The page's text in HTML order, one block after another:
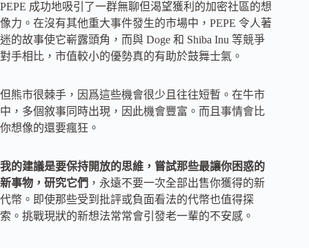
PEPE 成功地吸引了一群無聊但渴望獲利的加密社區的想
像力。在沒有其他重大事件發生的市場中，PEPE 令人著
迷的故事使它嶄露頭角，而與 Doge 和 Shiba Inu 等競爭
對手相比，市值較小的優勢真的有助於鼓舞士氣。
但熊市很棘手，因爲這些機會很少且往往短暫。在牛市
中，多個敘事同時出現，因此機會豐富。而且事情會比
你想像的還要瘋狂。
我的建議是要保持開放的思維，嘗試那些最讓你困惑的
新事物，研究它們 ，永遠不要一次全部出售你獲得的新
代幣。即使那些受到批評或負面看法的代幣也值得探
索。挑戰現狀的新想法常常會引發老一輩的不安感。